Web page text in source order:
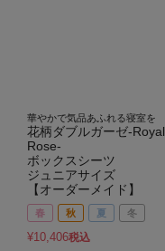
華やかで気品あふれる寝室を
花柄ダブルガーゼ-Royal
Rose-
ボックスシーツ
ジュニアサイズ
【オーダーメイド】
春 秋 夏 冬
¥10,406税込